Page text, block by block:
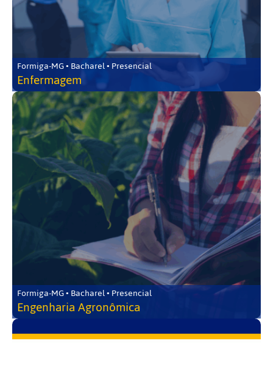
Formiga-MG • Bacharel • Presencial
Enfermagem
Formiga-MG • Bacharel • Presencial
Engenharia Agronômica